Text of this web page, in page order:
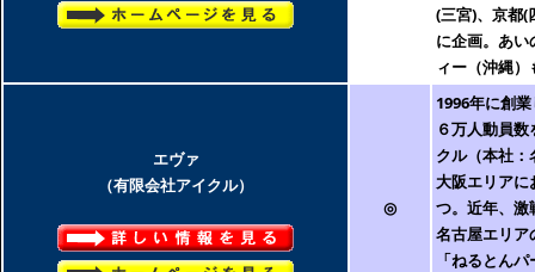
(三宮)、京都(
に企画。あ
ィー（沖縄
エヴァ
（有限会社アイクル）
◎
1996年に創
６万人動員
クル（本社
大阪エリアに
つ。近年、激
名古屋エリア
「ねるとん